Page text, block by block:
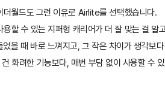
더월드도 그런 이유로 Airlite를 선택했습니다.
용할 수 있는 지퍼형 캐리어가 더 잘 맞는 걸 알
을 때 바로 느껴지고, 그 작은 차이가 생각보
화려한 기능보다, 매번 부담 없이 사용할 수